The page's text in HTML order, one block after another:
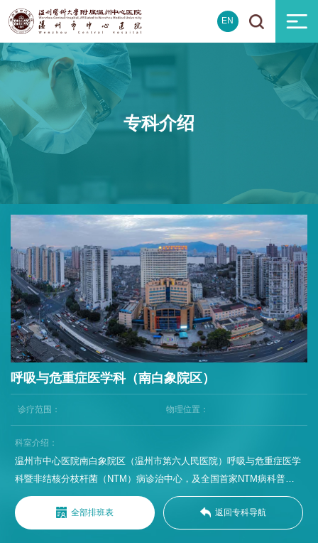
EN
专科介绍
呼吸与危重症医学科（南白象院区）
诊疗范围： 物理位置：
科室介绍：
温州市中心医院南白象院区（温州市第六人民医院）呼吸与危重症医学
科暨非结核分枝杆菌（NTM）病诊治中心，及全国首家NTM病科普基
地。以NTM感染精准诊疗为核心特色，聚焦鸟、胞内、脓肿分枝杆菌等
常见或少见菌种以及复杂NTM感染的全程管理，同步深耕病毒、结核、
真菌、细菌性肺炎等各类呼吸道感染性疾病。科室立足感染优势领域，
全部排班表 返回专科导航